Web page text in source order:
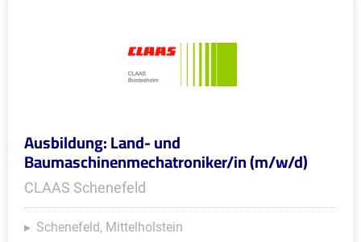
Ausbildung: Land- und
Baumaschinenmechatroniker/in (m/w/d)
CLAAS Schenefeld
Schenefeld, Mittelholstein